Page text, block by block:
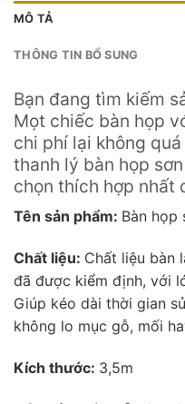
MÔ TẢ
THÔNG TIN BỔ SUNG
Bạn đang tìm kiếm
Mọt chiếc bàn họp
chi phí lại không
thanh lý bàn họp
chọn thích hợp nhất
Tên sản phẩm: Bàn họp
Chất liệu: Chất liệu bàn
đã được kiểm định, với
Giúp kéo dài thời gian
không lo mục gỗ, mối
Kích thước: 3,5m